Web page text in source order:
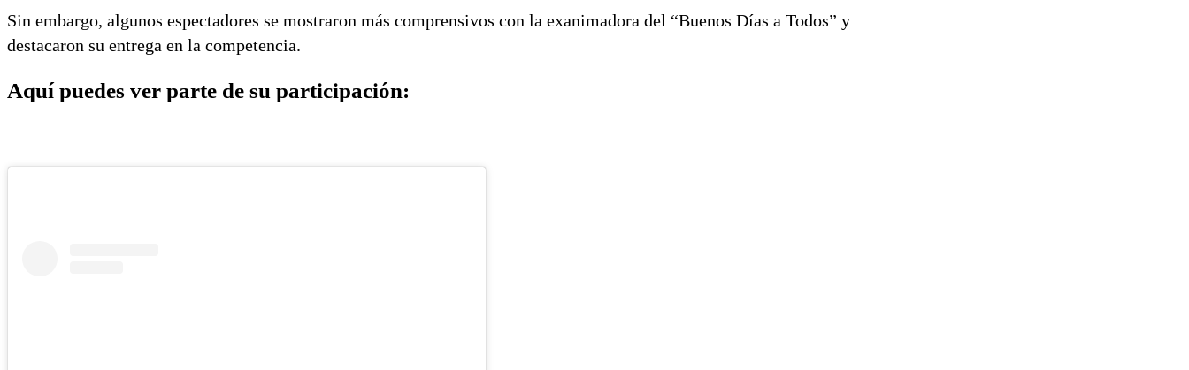
Sin embargo, algunos espectadores se mostraron más comprensivos con la exanimadora del “Buenos Días a Todos” y
destacaron su entrega en la competencia.
Aquí puedes ver parte de su participación: